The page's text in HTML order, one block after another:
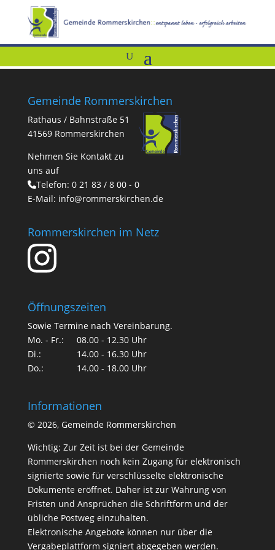
Gemeinde Rommerskirchen
Rathaus / Bahnstraße 51
41569 Rommerskirchen
Nehmen Sie Kontakt zu
uns auf
Telefon: 0 21 83 / 8 00 - 0
E-Mail: info@rommerskirchen.de
Rommerskirchen im Netz
Öffnungszeiten
Sowie Termine nach Vereinbarung.
Mo. - Fr.:
08.00 - 12.30 Uhr
Di.:
14.00 - 16.30 Uhr
Do.:
14.00 - 18.00 Uhr
Informationen
© 2026, Gemeinde Rommerskirchen
Wichtig: Zur Zeit ist bei der Gemeinde
Rommerskirchen noch kein Zugang für elektronisch
signierte sowie für verschlüsselte elektronische
Dokumente eröffnet. Daher ist zur Wahrung von
Fristen und Ansprüchen die Schriftform und der
übliche Postweg einzuhalten.
Elektronische Angebote können nur über die
Vergabeplattform signiert abgegeben werden.